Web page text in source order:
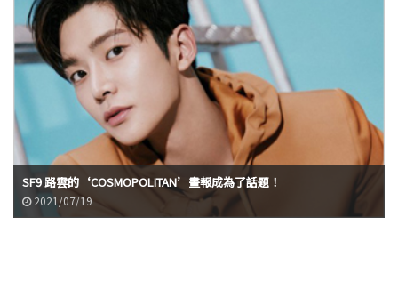
SF9 路雲的‘COSMOPOLITAN’畫報成為了話題！
2021/07/19